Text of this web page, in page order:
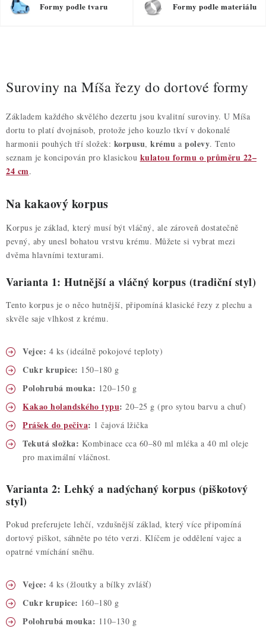
Formy podle tvaru Formy podle materiálu
Suroviny na Míša řezy do dortové formy
Základem každého skvělého dezertu jsou kvalitní suroviny. U Míša
dortu to platí dvojnásob, protože jeho kouzlo tkví v dokonalé
harmonii pouhých tří složek: korpusu, krému a polevy. Tento
seznam je koncipován pro klasickou kulatou formu o průměru 22–
24 cm.
Na kakaový korpus
Korpus je základ, který musí být vláčný, ale zároveň dostatečně
pevný, aby unesl bohatou vrstvu krému. Můžete si vybrat mezi
dvěma hlavními texturami.
Varianta 1: Hutnější a vláčný korpus (tradiční styl)
Tento korpus je o něco hutnější, připomíná klasické řezy z plechu a
skvěle saje vlhkost z krému.
Vejce: 4 ks (ideálně pokojové teploty)
Cukr krupice: 150–180 g
Polohrubá mouka: 120–150 g
Kakao holandského typu: 20–25 g (pro sytou barvu a chuť)
Prášek do pečiva: 1 čajová lžička
Tekutá složka: Kombinace cca 60–80 ml mléka a 40 ml oleje
pro maximální vláčnost.
Varianta 2: Lehký a nadýchaný korpus (piškotový
styl)
Pokud preferujete lehčí, vzdušnější základ, který více připomíná
dortový piškot, sáhněte po této verzi. Klíčem je oddělení vajec a
opatrné vmíchání sněhu.
Vejce: 4 ks (žloutky a bílky zvlášť)
Cukr krupice: 160–180 g
Polohrubá mouka: 110–130 g